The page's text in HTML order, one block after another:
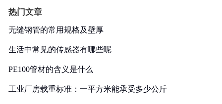
热门文章
无缝钢管的常用规格及壁厚
生活中常见的传感器有哪些呢
PE100管材的含义是什么
工业厂房载重标准：一平方米能承受多少公斤